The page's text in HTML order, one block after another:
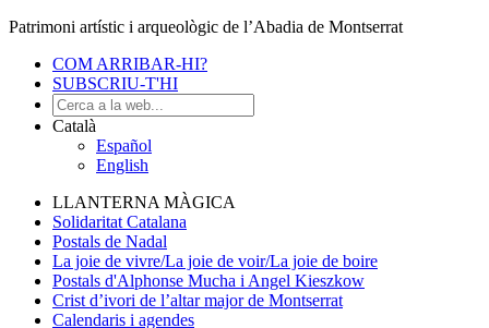
Patrimoni artístic i arqueològic de l’Abadia de Montserrat
COM ARRIBAR-HI?
SUBSCRIU-T'HI
Català
Español
English
LLANTERNA MÀGICA
Solidaritat Catalana
Postals de Nadal
La joie de vivre/La joie de voir/La joie de boire
Postals d'Alphonse Mucha i Angel Kieszkow
Crist d’ivori de l’altar major de Montserrat
Calendaris i agendes